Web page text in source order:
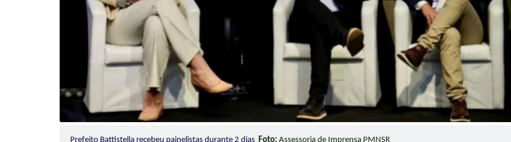
Prefeito Battistella recebeu painelistas durante 2 dias Foto: Assessoria de Imprensa PMNSR